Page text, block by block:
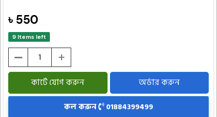
৳ 550
9 Items left
- +
কার্টে যোগ করুন অর্ডার করুন
কল করুন 01884399499